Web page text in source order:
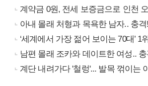
계약금 0원, 전세 보증금으로 인천
아내 몰래 처형과 목욕한 남자.. 충격!
‘세계에서 가장 젊어 보이는 70대’ 1
남편 몰래 조카와 데이트한 여성..
계단 내려가다 '철렁'... 발목 꺾이는